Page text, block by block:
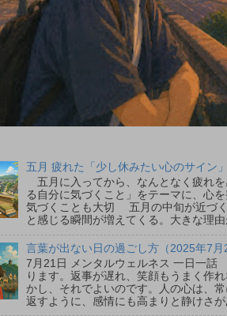
五月 疲れた「少し休みたい心のサイン」
五月に入ってから、なんとなく疲れ
る自分に気づくこと」をテーマに、心
気づくことも大切 五月の中旬が近づく
と感じる瞬間が増えてくる。大きな理
言葉が出ない日の過ごし方（2025年7月
7月21日 メンタルウェルネス 一日一
ります。返事が遅れ、笑顔もうまく作
かし、それでよいのです。人の心は、
返すように、感情にも高まりと静けさ